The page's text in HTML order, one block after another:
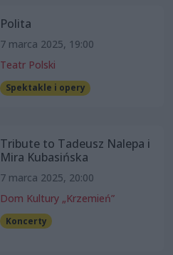
Polita
7 marca 2025, 19:00
Teatr Polski
Spektakle i opery
Tribute to Tadeusz Nalepa i
Mira Kubasińska
7 marca 2025, 20:00
Dom Kultury „Krzemień”
Koncerty